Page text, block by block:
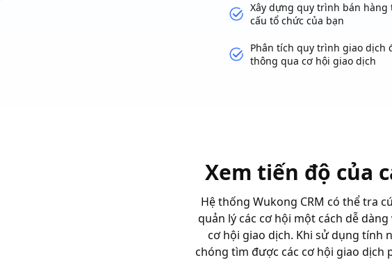
Xây dựng quy trình bán hàng
cấu tổ chức của bạn
Phân tích quy trình giao dịch
thông qua cơ hội giao dịch
Xem tiến độ của
Hệ thống Wukong CRM có thể tra
quản lý các cơ hội một cách dễ
cơ hội giao dịch. Khi sử dụng tính
chóng tìm được các cơ hội giao dịch